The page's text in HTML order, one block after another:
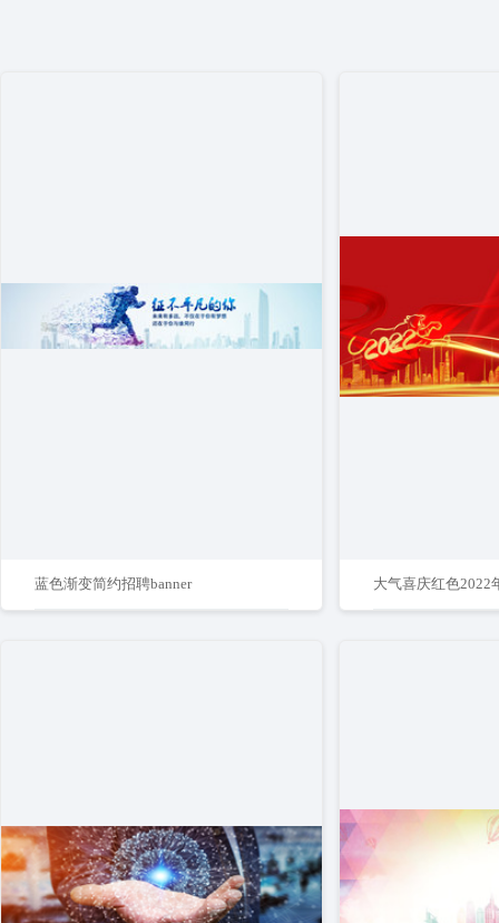
蓝色渐变简约招聘banner 大气喜庆红色2022